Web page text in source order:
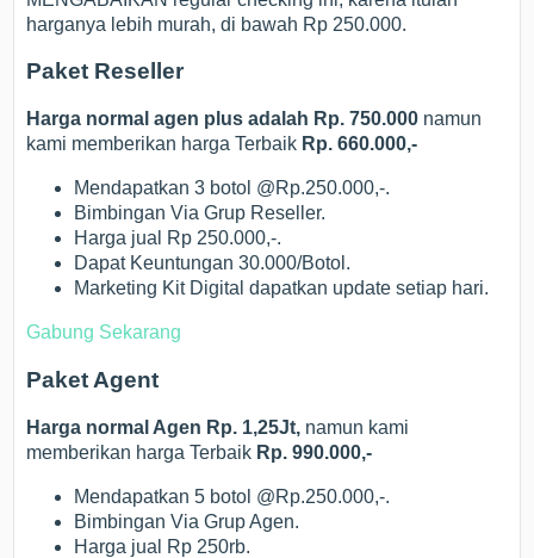
harganya lebih murah, di bawah Rp 250.000.
Paket Reseller
Harga normal agen plus adalah Rp. 750.000 namun
kami memberikan harga Terbaik Rp. 660.000,-
Mendapatkan 3 botol @Rp.250.000,-.
Bimbingan Via Grup Reseller.
Harga jual Rp 250.000,-.
Dapat Keuntungan 30.000/Botol.
Marketing Kit Digital dapatkan update setiap hari.
Gabung Sekarang
Paket Agent
Harga normal Agen Rp. 1,25Jt, namun kami
memberikan harga Terbaik Rp. 990.000,-
Mendapatkan 5 botol @Rp.250.000,-.
Bimbingan Via Grup Agen.
Harga jual Rp 250rb.